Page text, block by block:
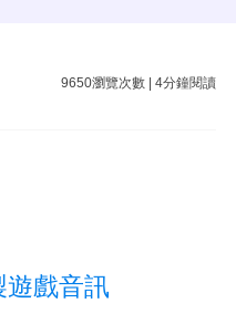
9650瀏覽次數 |4分鐘閱讀
遊戲音訊